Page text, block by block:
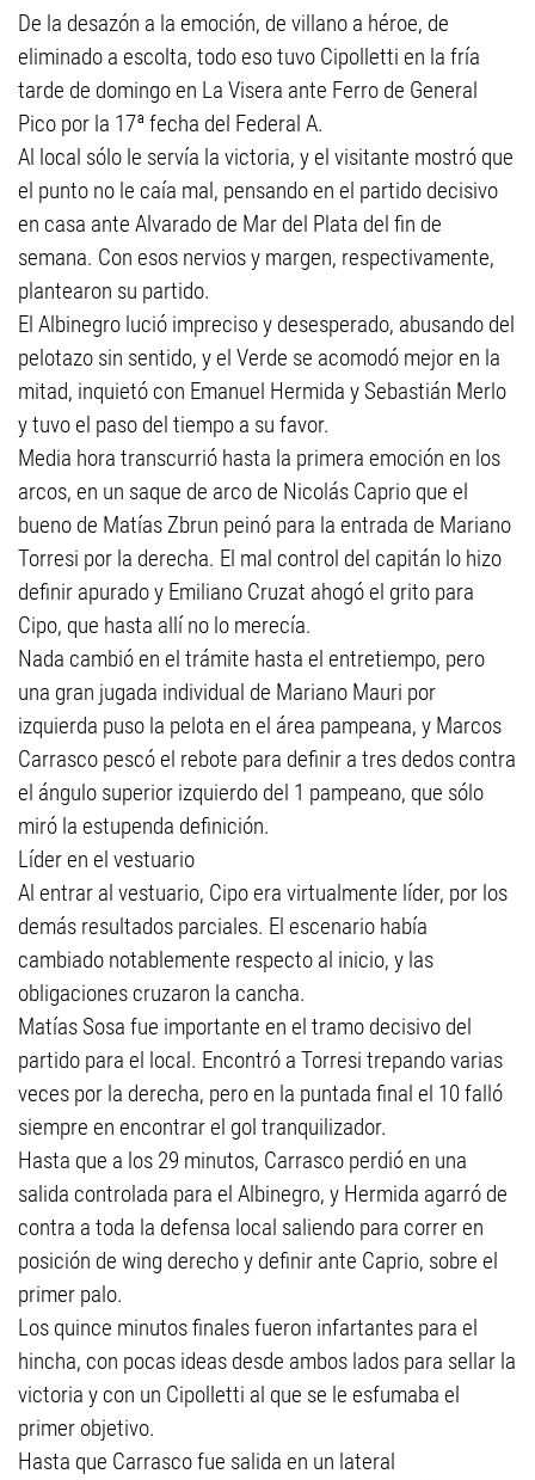
De la desazón a la emoción, de villano a héroe, de
eliminado a escolta, todo eso tuvo Cipolletti en la fría
tarde de domingo en La Visera ante Ferro de General
Pico por la 17ª fecha del Federal A.
Al local sólo le servía la victoria, y el visitante mostró que
el punto no le caía mal, pensando en el partido decisivo
en casa ante Alvarado de Mar del Plata del fin de
semana. Con esos nervios y margen, respectivamente,
plantearon su partido.
El Albinegro lució impreciso y desesperado, abusando del
pelotazo sin sentido, y el Verde se acomodó mejor en la
mitad, inquietó con Emanuel Hermida y Sebastián Merlo
y tuvo el paso del tiempo a su favor.
Media hora transcurrió hasta la primera emoción en los
arcos, en un saque de arco de Nicolás Caprio que el
bueno de Matías Zbrun peinó para la entrada de Mariano
Torresi por la derecha. El mal control del capitán lo hizo
definir apurado y Emiliano Cruzat ahogó el grito para
Cipo, que hasta allí no lo merecía.
Nada cambió en el trámite hasta el entretiempo, pero
una gran jugada individual de Mariano Mauri por
izquierda puso la pelota en el área pampeana, y Marcos
Carrasco pescó el rebote para definir a tres dedos contra
el ángulo superior izquierdo del 1 pampeano, que sólo
miró la estupenda definición.
Líder en el vestuario
Al entrar al vestuario, Cipo era virtualmente líder, por los
demás resultados parciales. El escenario había
cambiado notablemente respecto al inicio, y las
obligaciones cruzaron la cancha.
Matías Sosa fue importante en el tramo decisivo del
partido para el local. Encontró a Torresi trepando varias
veces por la derecha, pero en la puntada final el 10 falló
siempre en encontrar el gol tranquilizador.
Hasta que a los 29 minutos, Carrasco perdió en una
salida controlada para el Albinegro, y Hermida agarró de
contra a toda la defensa local saliendo para correr en
posición de wing derecho y definir ante Caprio, sobre el
primer palo.
Los quince minutos finales fueron infartantes para el
hincha, con pocas ideas desde ambos lados para sellar la
victoria y con un Cipolletti al que se le esfumaba el
primer objetivo.
Hasta que Carrasco fue salida en un lateral